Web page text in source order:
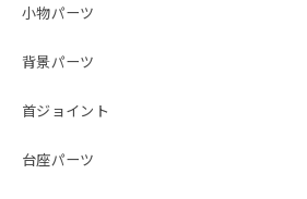
小物パーツ
背景パーツ
首ジョイント
台座パーツ